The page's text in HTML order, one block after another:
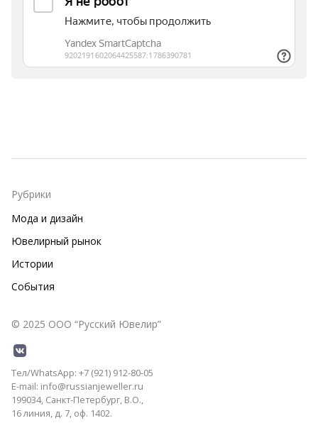
© 2025 ООО “Русский Ювелир”
Тел/WhatsApp: +7 (921) 912-80-05
E-mail: info@russianjeweller.ru
199034, Санкт-Петербург, В.О.,
16 линия, д. 7, оф. 1402.
Рубрики
Мода и дизайн
Ювелирный рынок
Истории
События